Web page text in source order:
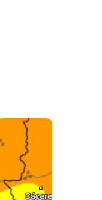
da Tempo & Radar. . .